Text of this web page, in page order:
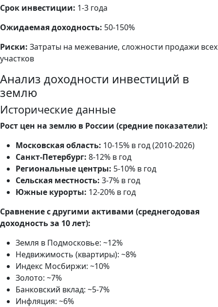
Срок инвестиции: 1-3 года
Ожидаемая доходность: 50-150%
Риски: Затраты на межевание, сложности продажи всех
участков
Анализ доходности инвестиций в
землю
Исторические данные
Рост цен на землю в России (средние показатели):
Московская область: 10-15% в год (2010-2026)
Санкт-Петербург: 8-12% в год
Региональные центры: 5-10% в год
Сельская местность: 3-7% в год
Южные курорты: 12-20% в год
Сравнение с другими активами (среднегодовая
доходность за 10 лет):
Земля в Подмосковье: ~12%
Недвижимость (квартиры): ~8%
Индекс Мосбиржи: ~10%
Золото: ~7%
Банковский вклад: ~5-7%
Инфляция: ~6%